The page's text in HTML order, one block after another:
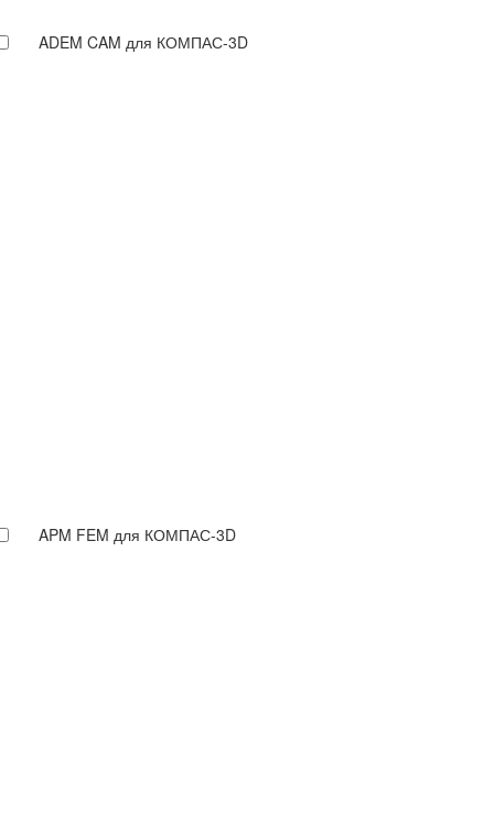
ADEM CAM для КОМПАС-3D
APM FEM для КОМПАС-3D